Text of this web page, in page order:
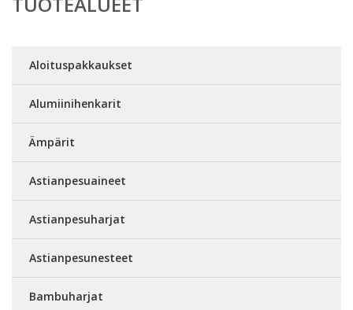
Aloituspakkaukset
Alumiinihenkarit
Ämpärit
Astianpesuaineet
Astianpesuharjat
Astianpesunesteet
Bambuharjat